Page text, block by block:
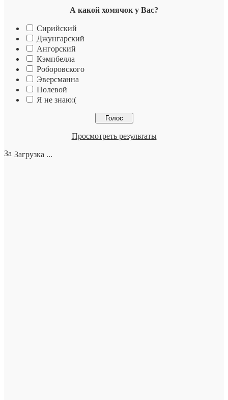
А какой хомячок у Вас?
Сирийский
Джунгарский
Ангорский
Кэмпбелла
Роборовского
Эверсманна
Полевой
Я не знаю:(
Просмотреть результаты
Загрузка ...